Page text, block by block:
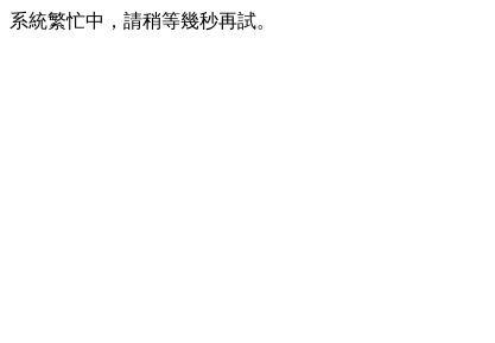
系統繁忙中，請稍等幾秒再試。